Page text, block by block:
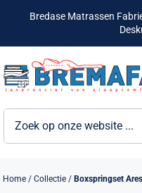
inhoud
Bredase Matrassen
Bedden
Home /Collectie /Boxspringset Ares